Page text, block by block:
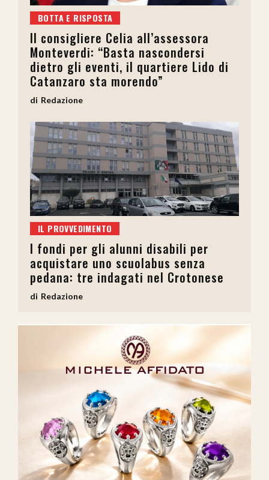
BOTTA E RISPOSTA
Il consigliere Celia all’assessora
Monteverdi: “Basta nascondersi
dietro gli eventi, il quartiere Lido di
Catanzaro sta morendo”
Redazione
IL PROVVEDIMENTO
I fondi per gli alunni disabili per
acquistare uno scuolabus senza
pedana: tre indagati nel Crotonese
Redazione